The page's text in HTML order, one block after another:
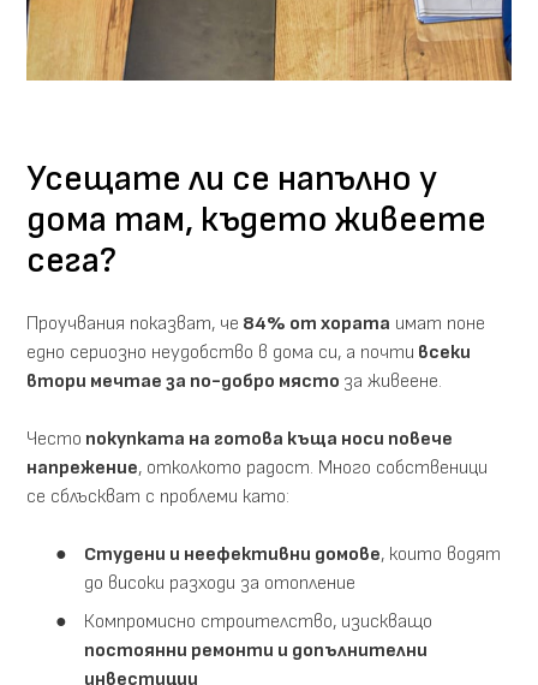
Усещате ли се напълно у
дома там, където живеете
сега?
Проучвания показват, че 84% от хората имат поне
едно сериозно неудобство в дома си, а почти всеки
втори мечтае за по-добро място за живеене.
Често покупката на готова къща носи повече
напрежение, отколкото радост. Много собственици
се сблъскват с проблеми като:
Студени и неефективни домове, които водят
до високи разходи за отопление
Компромисно строителство, изискващо
постоянни ремонти и допълнителни
инвестиции